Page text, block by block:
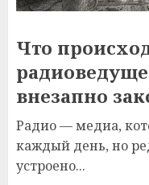
Что
внезапно
Радио — медиа,
каждый день, но
устроено...